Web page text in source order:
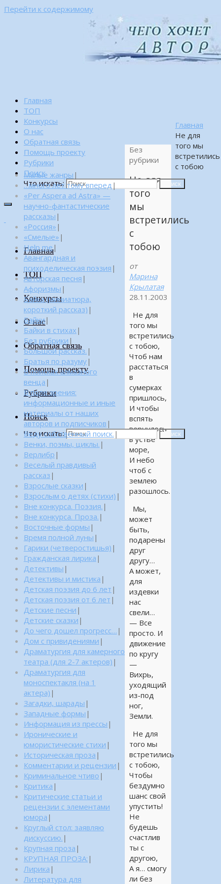
Перейти к содержимому
Главная
ТОП
Конкурсы
О нас
Обратная связь
Помощь проекту
Рубрики
Поиск
Что искать:
Поиск
Главная
ТОП
Конкурсы
О нас
Обратная связь
Помощь проекту
Рубрики
Поиск
Что искать: Поиск
Главная
Не для
того мы
встретились
с тобою
Без
рубрики
Не для
того
мы
встретились
с
тобою
от
Марина
Крылатая
28.11.2003
Не для
того мы
встретились
с тобою,
Чтоб нам
расстаться
в
сумерках
пришлось,
И чтобы
вспять
вернулось
в устье
море,
И небо
чтоб с
землею
разошлось.
Мы,
может
быть,
подарены
друг
другу…
А может,
для
издевки
нас
свели…
— Все
просто. И
движение
по кругу
—
Вихрь,
уходящий
из-под
ног,
Земли.
Не для
того мы
встретились
с тобою,
Чтобы
бездумно
шанс свой
упустить!
Не
будешь
счастлив
ты с
другою,
А я… смогу
ли без
Малые жанры |
…много лет тому вперед |
«Per Aspera ad Astra» —
научно-фантастические
рассказы |
«Россия» |
«Смелые» |
Help me|
Авангардная и
психоделическая поэзия |
Авторская песня |
Афоризмы |
Байка (миниатюра,
короткий рассказ) |
Байки|
Байки в стихах |
Без рубрики |
Большой рассказ. |
Братья по разуму|
В поисках алмазного
венца |
В поле зрения:
информационные и иные
материалы от наших
авторов и подписчиков |
Веду собственный поиск. |
Венки, поэмы, циклы. |
Верлибр |
Веселый правдивый
рассказ |
Взрослые сказки |
Взрослым о детях (стихи) |
Вне конкурса. Поэзия. |
Вне конкурса. Проза. |
Восточные формы |
Время полной луны |
Гарики (четверостишья) |
Гражданская лирика |
Детективы |
Детективы и мистика |
Детская поэзия до 6 лет |
Детская поэзия от 6 лет |
Детские песни |
Детские сказки |
До чего дошел прогресс… |
Дом с привидениями |
Драматургия для камерного
театра (для 2-7 актеров) |
Драматургия для
моноспектакля (на 1
актера) |
Загадки, шарады |
Западные формы |
Информация из прессы |
Иронические и
юмористические стихи |
Историческая проза |
Комментарии и рецензии |
Криминальное чтиво |
Критика |
Критические статьи и
рецензии с элементами
юмора |
Круглый стол: заявляю
дискуссию. |
Крупная проза |
КРУПНАЯ ПРОЗА: |
Лирика |
Литература для